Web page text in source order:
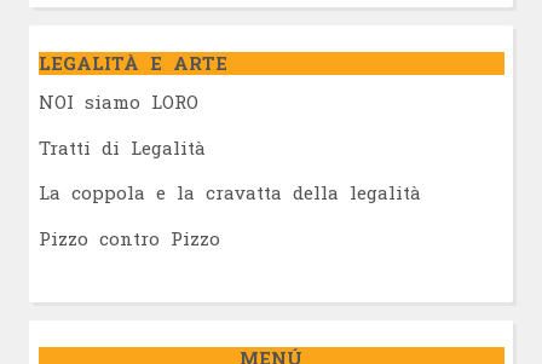
LEGALITÀ E ARTE
NOI siamo LORO
Tratti di Legalità
La coppola e la cravatta della legalità
Pizzo contro Pizzo
MENÚ